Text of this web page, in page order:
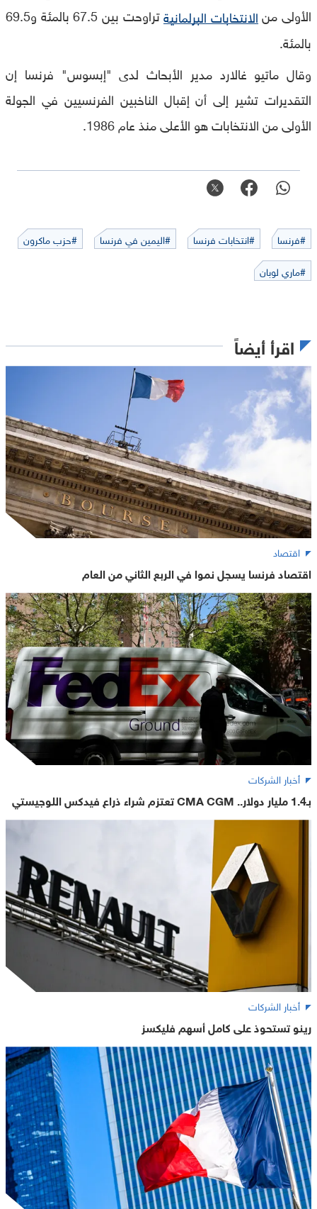
الأولى منالانتخابات البرلمانية
تراوحت بين 67.5 بالمئة و69.5
بالمئة.
وقال ماتيو غالارد مدير الأبحاث لدى "إبسوس" فرنسا إن
التقديرات تشير إلى أن إقبال الناخبين الفرنسيين في الجولة
الأولى من الانتخابات هو الأعلى منذ عام 1986
.
#فرنسا #انتخابات فرنسا #اليمين في فرنسا
#حزب ماكرون
#ماري لوبان
اقرأ أيضاً
اقتصاد
اقتصاد فرنسا يسجل نموا في الربع الثاني من العام
أخبار الشركات
بـ1.4 مليار دولار.. CMA CGM تعتزم شراء ذراع فيدكس اللوجيستي
أخبار الشركات
رينو تستحوذ على كامل أسهم فليكسز